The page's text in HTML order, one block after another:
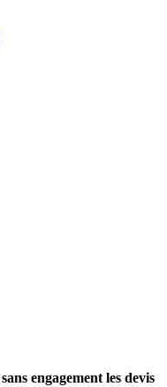
sans engagement les devis